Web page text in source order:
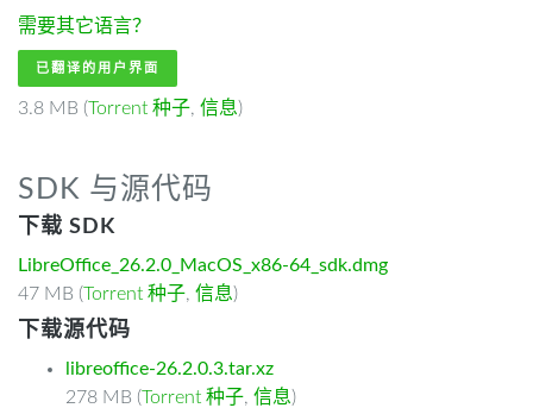
需要其它语言？
已翻译的用户界面
3.8 MB (Torrent 种子, 信息)
SDK 与源代码
下载 SDK
LibreOffice_26.2.0_MacOS_x86-64_sdk.dmg
47 MB (Torrent 种子, 信息)
下载源代码
libreoffice-26.2.0.3.tar.xz
278 MB (Torrent 种子, 信息)